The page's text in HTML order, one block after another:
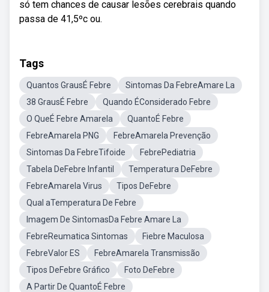
só tem chances de causar lesões cerebrais quando
passa de 41,5ºc ou.
Tags
Quantos GrausÉ Febre
Sintomas Da FebreAmare La
38 GrausÉ Febre
Quando ÉConsiderado Febre
O QueÉ Febre Amarela
QuantoÉ Febre
FebreAmarela PNG
FebreAmarela Prevenção
Sintomas Da FebreTifoide
FebrePediatria
Tabela DeFebre Infantil
Temperatura DeFebre
FebreAmarela Virus
Tipos DeFebre
Qual aTemperatura De Febre
Imagem De SintomasDa Febre Amare La
FebreReumatica Sintomas
Fiebre Maculosa
FebreValor ES
FebreAmarela Transmissão
Tipos DeFebre Gráfico
Foto DeFebre
A Partir De QuantoÉ Febre